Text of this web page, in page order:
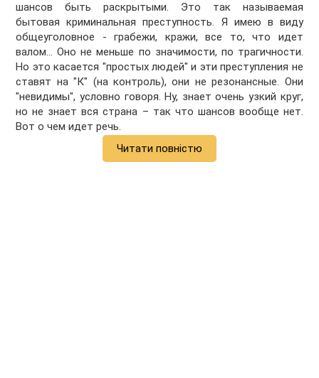
шансов быть раскрытыми. Это так называемая
бытовая криминальная преступность. Я имею в виду
общеуголовное - грабежи, кражи, все то, что идет
валом… Оно не меньше по значимости, по трагичности.
Но это касается "простых людей" и эти преступления не
ставят на "К" (на контроль), они не резонансные. Они
"невидимы", условно говоря. Ну, знает очень узкий круг,
но не знает вся страна – так что шансов вообще нет.
Вот о чем идет речь.
Читати повністю